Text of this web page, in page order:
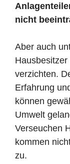
nicht
Aber auch
verzichten.
Erfahrung
können
Umwelt
Verseuchen
kommen
zu.